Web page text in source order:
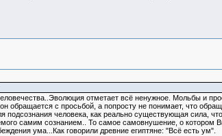
отметает всё ненужное. Мольбы и
с просьбой, а попросту не понимает, что
подсознания человека, как реально существующая сила,
самим сознанием.. То самое самовнушение, о котором
ума...Как говорили древние египтяне: "Всё есть ум".